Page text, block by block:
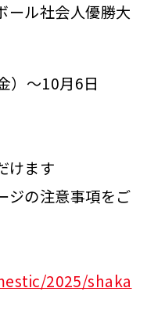
ル社会人優勝大
）～10月6日
けます
ジの注意事項をご
2025/shaka